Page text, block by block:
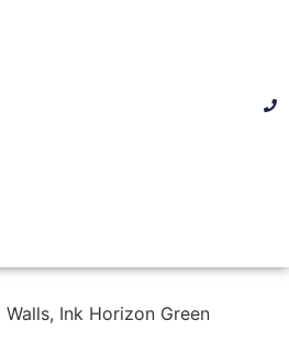
Walls, Ink Horizon Green